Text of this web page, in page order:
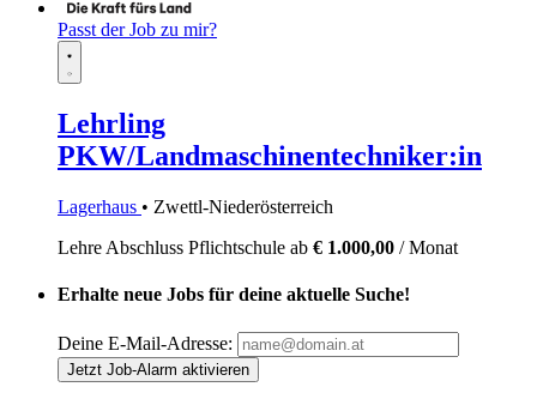
Passt der Job zu mir?
Lehrling
PKW/Landmaschinentechniker:in
Lagerhaus • Zwettl-Niederösterreich
Lehre Abschluss Pflichtschule ab € 1.000,00 / Monat
Erhalte neue Jobs für deine aktuelle Suche!
Deine E-Mail-Adresse:
Jetzt Job-Alarm aktivieren